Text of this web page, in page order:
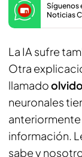
Síguenos
Noticias
La IA sufre
Otra
llamado
neuronales
anteriormente
información.
sabe y